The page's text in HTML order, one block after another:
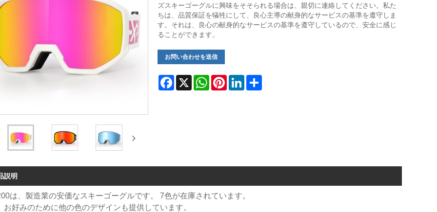
ズスキーゴーグルに興味をそそられる場合は、親切に連絡してください。私た
ちは、品質保証を犠牲にして、良心主導の献身的なサービスの基準を遵守しま
す。それは、良心の献身的なサービスの基準を遵守しているので、安全に感じ
ることができます。
お問い合わせを送信
Facebook
X WhatsAppPinterestLinkedInShare
説明
は、製造業の安価なスキーゴーグルです。 7色が在庫されています。
お好みのために他の色のデザインも提供しています。